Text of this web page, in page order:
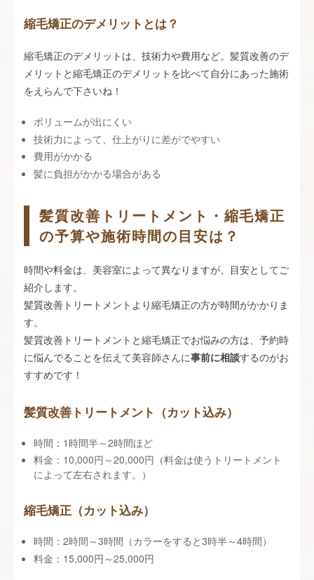
縮毛矯正のデメリットとは？
縮毛矯正のデメリットは、技術力や費用など。髪質改善のデ
メリットと縮毛矯正のデメリットを比べて自分にあった施術
をえらんで下さいね！
ボリュームが出にくい
技術力によって、仕上がりに差がでやすい
費用がかかる
髪に負担がかかる場合がある
髪質改善トリートメント・縮毛矯正
の予算や施術時間の目安は？
時間や料金は、美容室によって異なりますが、目安としてご
紹介します。
髪質改善トリートメントより縮毛矯正の方が時間がかかりま
す。
髪質改善トリートメントと縮毛矯正でお悩みの方は、予約時
に悩んでることを伝えて美容師さんに事前に相談するのがお
すすめです！
髪質改善トリートメント（カット込み）
時間：1時間半～2時間ほど
料金：10,000円～20,000円（料金は使うトリートメント
によって左右されます。）
縮毛矯正（カット込み）
時間：2時間～3時間（カラーをすると3時半～4時間）
料金：15,000円～25,000円